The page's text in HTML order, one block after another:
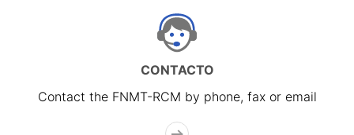
CONTACTO
Contact the FNMT-RCM by phone, fax or email